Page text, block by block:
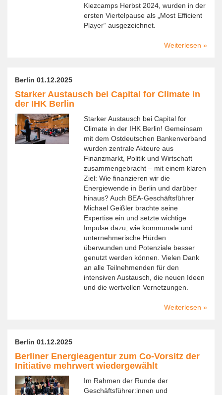
Kiezcamps Herbst 2024, wurden in der
ersten Viertelpause als „Most Efficient
Player“ ausgezeichnet.
Weiterlesen über
Berlin
Berlin 01.12.2025
Starker Austausch bei Capital for Climate in
der IHK Berlin
Starker Austausch bei Capital for
Climate in der IHK Berlin! Gemeinsam
mit dem Ostdeutschen Bankenverband
wurden zentrale Akteure aus
Finanzmarkt, Politik und Wirtschaft
zusammengebracht – mit einem klaren
Ziel: Wie finanzieren wir die
Energiewende in Berlin und darüber
hinaus? Auch BEA-Geschäftsführer
Michael Geißler brachte seine
Expertise ein und setzte wichtige
Impulse dazu, wie kommunale und
unternehmerische Hürden
überwunden und Potenziale besser
genutzt werden können. Vielen Dank
an alle Teilnehmenden für den
intensiven Austausch, die neuen Ideen
und die wertvollen Vernetzungen.
Weiterlesen über
Berlin 01.12.2025
Berliner Energieagentur zum Co-Vorsitz der
Initiative mehrwert wiedergewählt
Im Rahmen der Runde der
Geschäftsführer:innen und